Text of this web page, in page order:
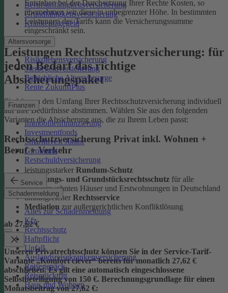
Berufsunfähigkeitsversicherung
Grundfähigkeitsversicherung
Krankentagegeld
Altersvorsorge
Risikolebensversicherung
Sterbegeldversicherung
Betriebliche Altersvorsorge
Rente ZukunftPlus
Finanzen
Immobilienfinanzierung
Investmentfonds
SmartInvest Junior
Girokonto
Restschuldversicherung
Service
Schadenmeldung
Alles zur Schadenmeldung
Kfz
Rechtsschutz
Haftpflicht
Unfall
Auslandsreisekrankenversicherung
Reisegepäck
Reiserücktritt
Haus und Wohnen
Entstehen bei der Durchsetzung Ihrer Rechte Kosten, so
übernehmen wir diese in unbegrenzter Höhe. In bestimmten
Leistungen des Tarifs kann die Versicherungssumme
eingeschränkt sein.
Leistungen Rechtsschutzversicherung: für
jeden Bedarf das richtige
Absicherungspaket
Sie können den Umfang Ihrer Rechtsschutzversicherung individuell
auf Ihre Bedürfnisse abstimmen. Wählen Sie aus den folgenden
Varianten die Absicherung aus, die zu Ihrem Leben passt:
Rechtsschutzversicherung Privat inkl. Wohnen +
Beruf + Verkehr
leistungsstarker Rundum-Schutz
Wohnungs- und Grundstücksrechtsschutz für alle
selbstbewohnten Häuser und Erstwohnungen in Deutschland
umfangreicher Rechtsservice
Mediation zur außergerichtlichen Konfliktlösung
ab 27,62 €
Unseren Privatrechtsschutz können Sie in der Service-Tarif-
Variante „Komfort clever“ bereits für monatlich 27,62 €
abschließen. Es gilt eine automatisch eingeschlossene
Selbstbeteiligung von 150 €. Berechnungsgrundlage für einen
Monatsbeitrag von 27,62 €: